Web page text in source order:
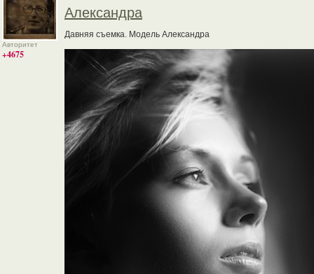
Авторитет
+4675
Александра
Давняя съемка. Модель Александра